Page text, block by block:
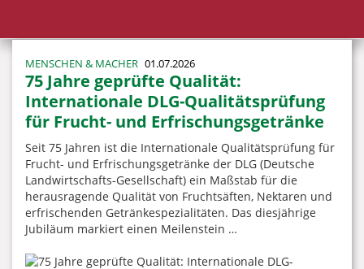
MENSCHEN & MACHER 01.07.2026
75 Jahre geprüfte Qualität:
Internationale DLG-Qualitätsprüfung
für Frucht- und Erfrischungsgetränke
Seit 75 Jahren ist die Internationale Qualitätsprüfung für
Frucht- und Erfrischungsgetränke der DLG (Deutsche
Landwirtschafts-Gesellschaft) ein Maßstab für die
herausragende Qualität von Fruchtsäften, Nektaren und
erfrischenden Getränkespezialitäten. Das diesjährige
Jubiläum markiert einen Meilenstein …